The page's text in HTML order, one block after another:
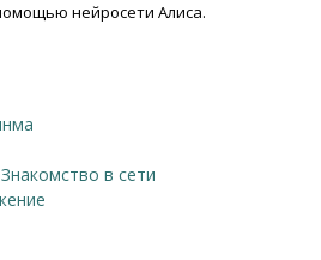
нейросети Алиса.
знакомство в сети